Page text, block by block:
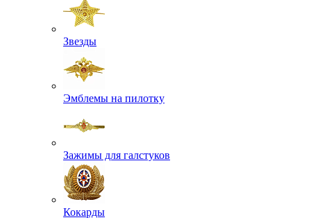
Звезды
Эмблемы на пилотку
Зажимы для галстуков
Кокарды